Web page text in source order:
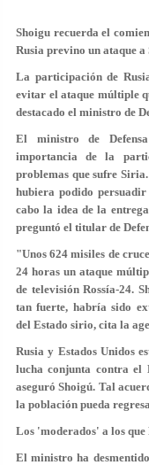
Shoigu recuerda el
Rusia previno un ataque
La participación de
evitar el ataque múltiple
destacado el ministro de
El ministro de
importancia de la
problemas que sufre
hubiera podido
cabo la idea de la
preguntó el titular de
"Unos 624 misiles de
24 horas un ataque
de televisión Rossía-24.
tan fuerte, habría sido
del Estado sirio, cita la
Rusia y Estados Unidos
lucha conjunta contra el
aseguró Shoigú. Tal
la población pueda
Los 'moderados' a los
El ministro ha